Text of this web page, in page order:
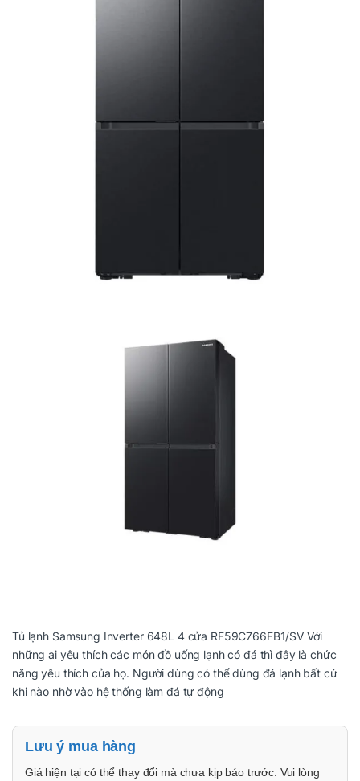
Tủ lạnh Samsung Inverter 648L 4 cửa RF59C766FB1/SV Với
những ai yêu thích các món đồ uống lạnh có đá thì đây là chức
năng yêu thích của họ. Người dùng có thể dùng đá lạnh bất cứ
khi nào nhờ vào hệ thống làm đá tự động
Lưu ý mua hàng
Giá hiện tại có thể thay đổi mà chưa kịp báo trước. Vui lòng